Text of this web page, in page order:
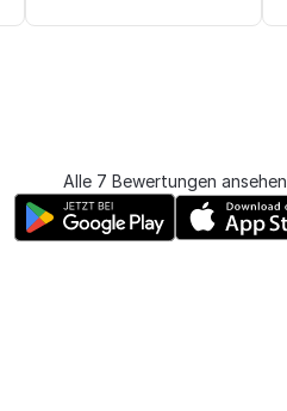
Alle 7 Bewertungen ansehen